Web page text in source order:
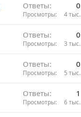
Ответы 0
Просмотры 4 тыс.
Ответы 0
Просмотры 3 тыс.
Ответы 0
Просмотры 5 тыс.
Ответы 1
Просмотры 6 тыс.